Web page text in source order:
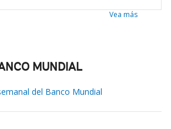
Vea más
MUNDIAL
del Banco Mundial